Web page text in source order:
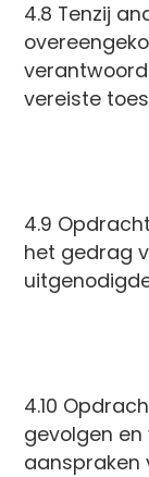
4.8 Tenzij
vereiste
4.9
het gedrag
4.10
gevolgen
aanspraken